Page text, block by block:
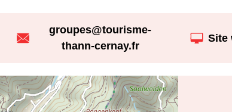
groupes@tourisme-
thann-cernay.fr
Site